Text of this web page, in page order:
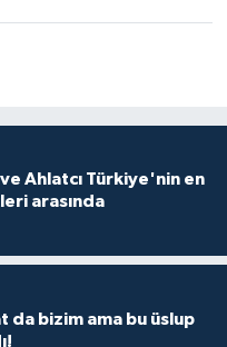
Ahlatcı Türkiye'nin en
arasında
da bizim ama bu üslup